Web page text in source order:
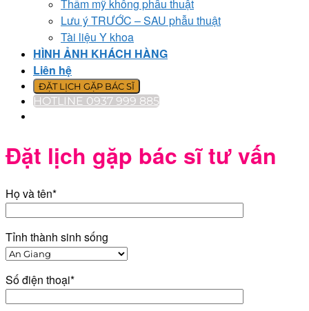
Thẩm mỹ không phẫu thuật
Lưu ý TRƯỚC – SAU phẫu thuật
Tài liệu Y khoa
HÌNH ẢNH KHÁCH HÀNG
Liên hệ
ĐẶT LỊCH GẶP BÁC SĨ
HOTLINE 0937 999 885
Đặt lịch gặp bác sĩ tư vấn
Họ và tên*
Tỉnh thành sinh sống
Số điện thoại*